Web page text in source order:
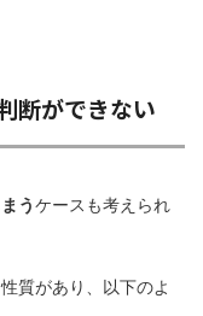
断ができない
うケースも考えられ
質があり、以下のよ